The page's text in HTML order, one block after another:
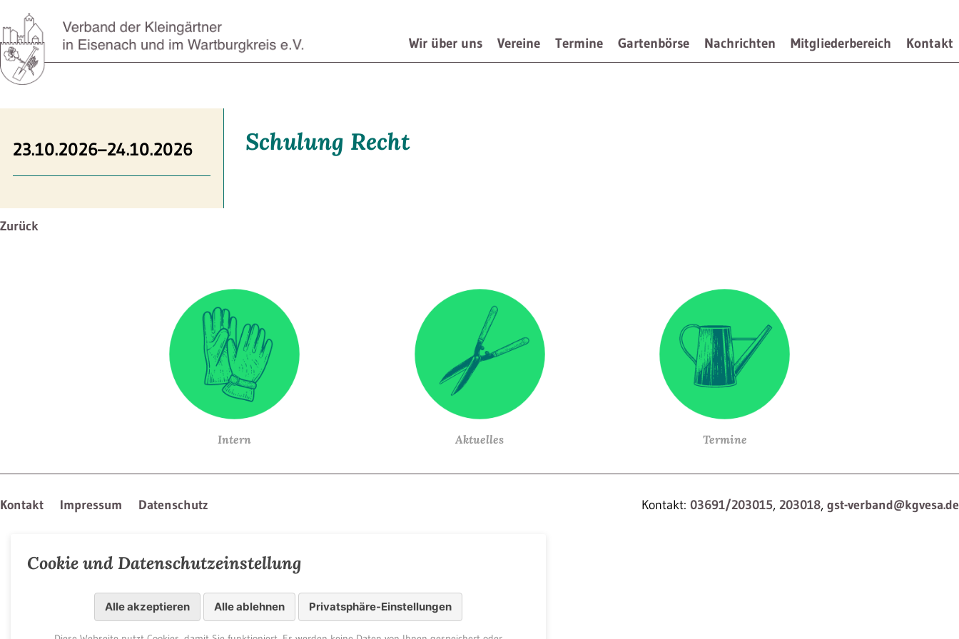
Navigation
überspringen
Wir über uns Vereine Termine Gartenbörse Nachrichten Mitgliederbereich Kontakt
23.10.2026–24.10.2026 Schulung Recht
Zurück
Intern Aktuelles Termine
Kontakt Impressum Datenschutz Kontakt: 03691/203015, 203018, gst-verband@kgvesa.de
Cookie und Datenschutzeinstellung
Alle akzeptieren Alle ablehnen Privatsphäre-Einstellungen